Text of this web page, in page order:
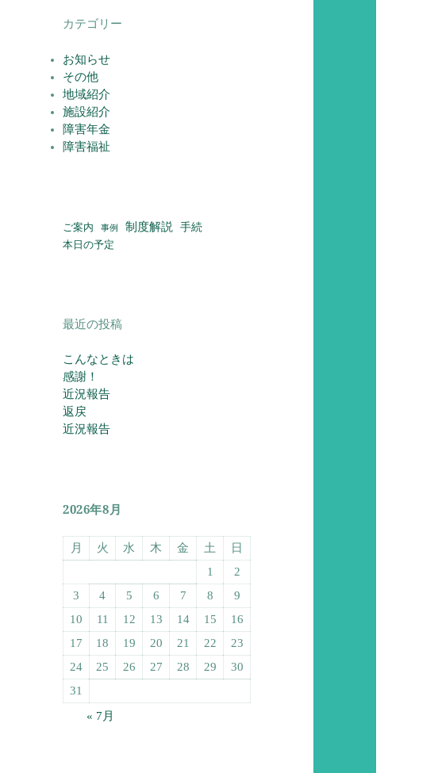
カテゴリー
お知らせ
その他
地域紹介
施設紹介
障害年金
障害福祉
ご案内 事例 制度解説
手続
本日の予定
最近の投稿
こんなときは
感謝！
近況報告
返戻
近況報告
2026年8月
月 火 水 木 金 土
日
1
2
3
4 5 6 7 8
9
10
11 12 13 14 15
16
17
18 19 20 21 22
23
24
25 26 27 28 29
30
31
« 7月